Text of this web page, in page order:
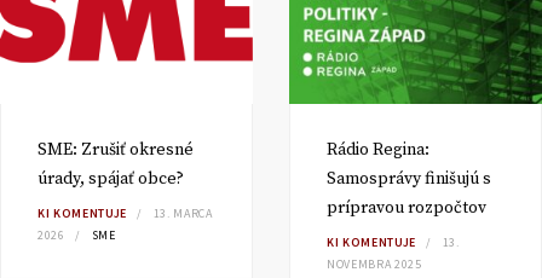
SME: Zrušiť okresné
úrady, spájať obce?
KI KOMENTUJE
13. MARCA
2026
SME
Rádio Regina:
Samosprávy finišujú s
prípravou rozpočtov
KI KOMENTUJE
13.
NOVEMBRA 2025